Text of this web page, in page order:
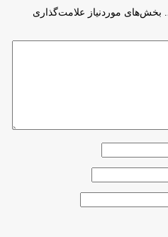
بخش‌های موردنیاز علامت‌گذاری